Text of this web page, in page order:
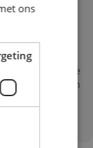
onafhankelijke
link terugvinden
voor-
ons